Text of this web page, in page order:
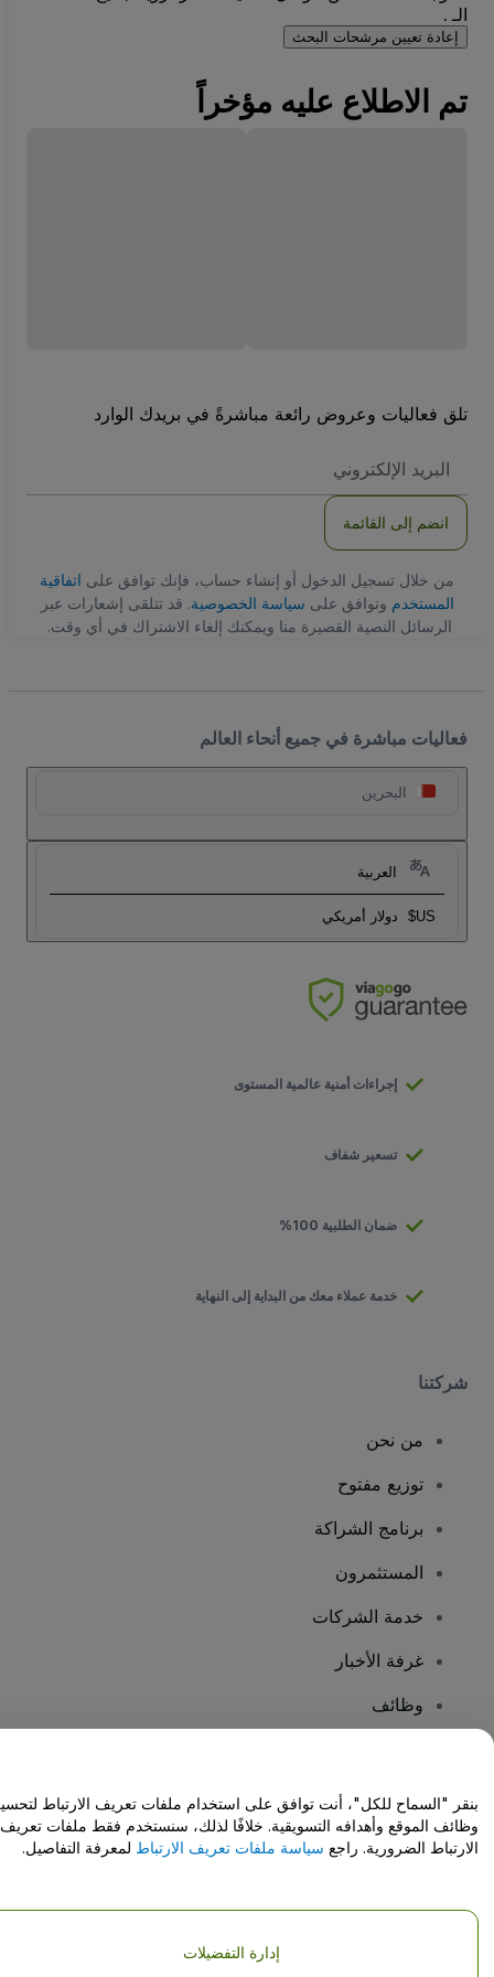
الـ .
إعادة تعيين مرشحات البحث
تم الاطلاع عليه مؤخراً
تلق فعاليات وعروض رائعة مباشرةً في بريدك الوارد
الاكتروني
انضم إلى القائمة
من خلال تسجيل الدخول أو إنشاء حساب، فإنك توافق على اتفاقية
المستخدم وتوافق على سياسة الخصوصية. قد تتلقى إشعارات عبر
الرسائل النصية القصيرة منا ويمكنك إلغاء الاشتراك في أي وقت.
فعاليات مباشرة في جميع أنحاء العالم
البحرين
العربية
US$ دولار أمريكي
إجراءات أمنية عالمية المستوى
تسعير شفاف
ضمان الطلبية 100%
خدمة عملاء معك من البداية إلى النهاية
شركتنا
من نحن
توزيع مفتوح
برنامج الشراكة
المستثمرون
خدمة الشركات
غرفة الأخبار
وظائف
مركز المساعدة / اتصل بنا
حقوق النشر © شركة فياجوجو المحدودة 2026
تفاصيل الشركة
بنقر "السماح للكل"، أنت توافق على استخدام ملفات تعريف الارتباط
وظائف الموقع وأهدافه التسويقية. خلافًا لذلك، سنستخدم فقط ملفات تعريف
الارتباط الضرورية. راجع سياسة ملفات تعريف الارتباط لمعرفة التفاصيل.
إدارة التفضيلات